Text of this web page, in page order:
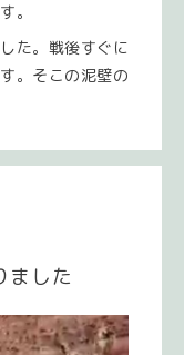
。
た。戦後すぐに
。そこの泥壁の
ました